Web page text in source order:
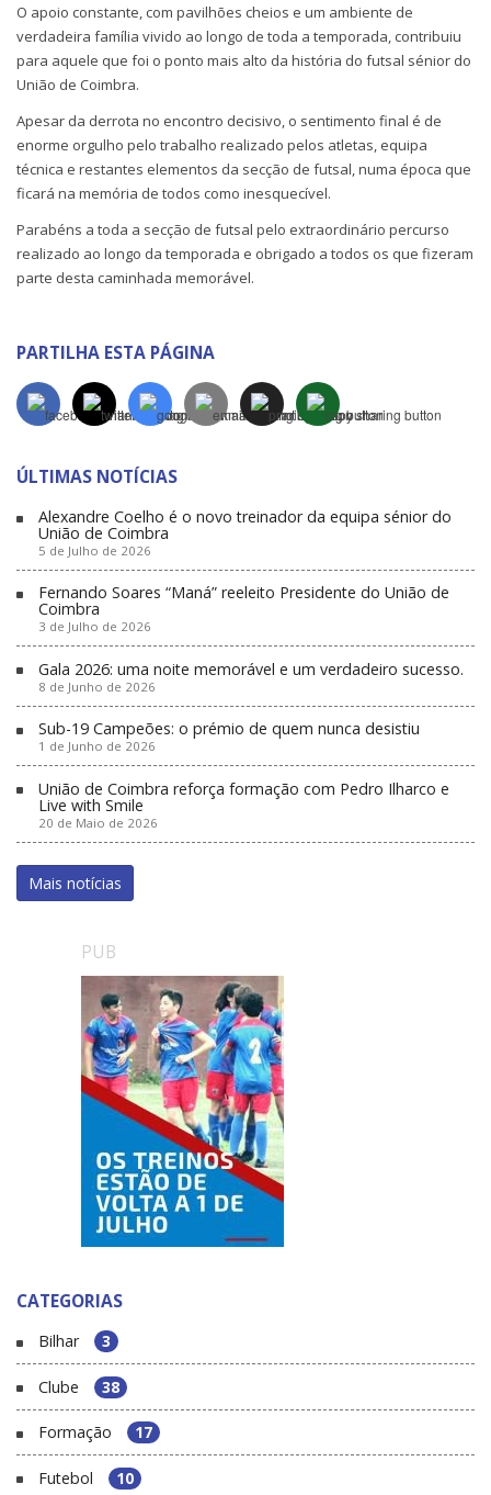
O apoio constante, com pavilhões cheios e um ambiente de
verdadeira família vivido ao longo de toda a temporada, contribuiu
para aquele que foi o ponto mais alto da história do futsal sénior do
União de Coimbra.
Apesar da derrota no encontro decisivo, o sentimento final é de
enorme orgulho pelo trabalho realizado pelos atletas, equipa
técnica e restantes elementos da secção de futsal, numa época que
ficará na memória de todos como inesquecível.
Parabéns a toda a secção de futsal pelo extraordinário percurso
realizado ao longo da temporada e obrigado a todos os que fizeram
parte desta caminhada memorável.
PARTILHA ESTA PÁGINA
ÚLTIMAS NOTÍCIAS
Alexandre Coelho é o novo treinador da equipa sénior do
União de Coimbra
5 de Julho de 2026
Fernando Soares “Maná” reeleito Presidente do União de
Coimbra
3 de Julho de 2026
Gala 2026: uma noite memorável e um verdadeiro sucesso.
8 de Junho de 2026
Sub-19 Campeões: o prémio de quem nunca desistiu
1 de Junho de 2026
União de Coimbra reforça formação com Pedro Ilharco e
Live with Smile
20 de Maio de 2026
Mais notícias
PUB
CATEGORIAS
Bilhar 3
Clube 38
Formação 17
Futebol 10